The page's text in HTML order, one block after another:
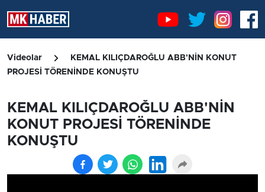
Videolar
KEMAL KILIÇDAROĞLU ABB'NİN KONUT
PROJESİ TÖRENİNDE KONUŞTU
KEMAL KILIÇDAROĞLU ABB'NİN
KONUT PROJESİ TÖRENİNDE
KONUŞTU